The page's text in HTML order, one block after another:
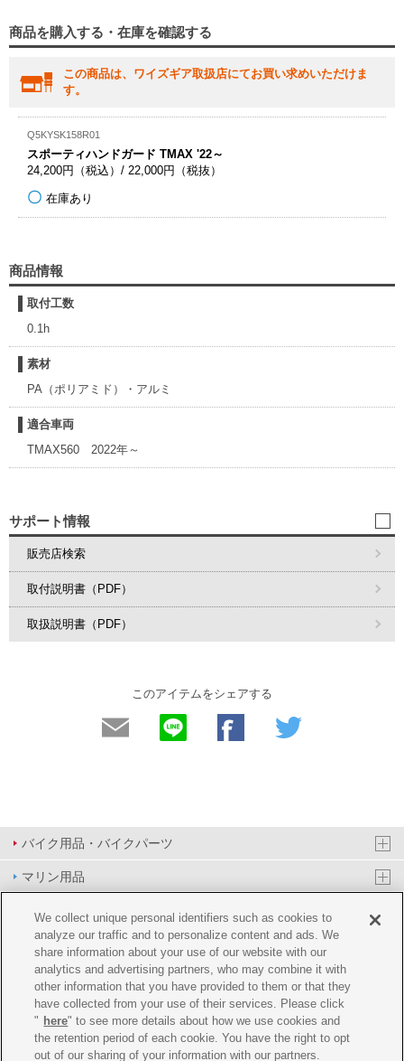
商品を購入する・在庫を確認する
この商品は、ワイズギア取扱店にてお買い求めいただけま
す。
Q5KYSK158R01
スポーティハンドガード TMAX '22～
24,200円（税込）/ 22,000円（税抜）
在庫あり
商品情報
取付工数
0.1h
素材
PA（ポリアミド）・アルミ
適合車両
TMAX560 2022年～
サポート情報
販売店検索
取付説明書（PDF）
取扱説明書（PDF）
このアイテムをシェアする
バイク用品・バイクパーツ
マリン用品
PAS/YPJ用品
その他用品
イベント&エンターテイメント
オンラインショップ
企業情報
We collect unique personal identifiers such as cookies to
analyze our traffic and to personalize content and ads. We
share information about your use of our website with our
analytics and advertising partners, who may combine it with
other information that you have provided to them or that they
have collected from your use of their services. Please click
" here" to see more details about how we use cookies and
the retention period of each cookie. You have the right to opt
out of our sharing of your information with our partners.